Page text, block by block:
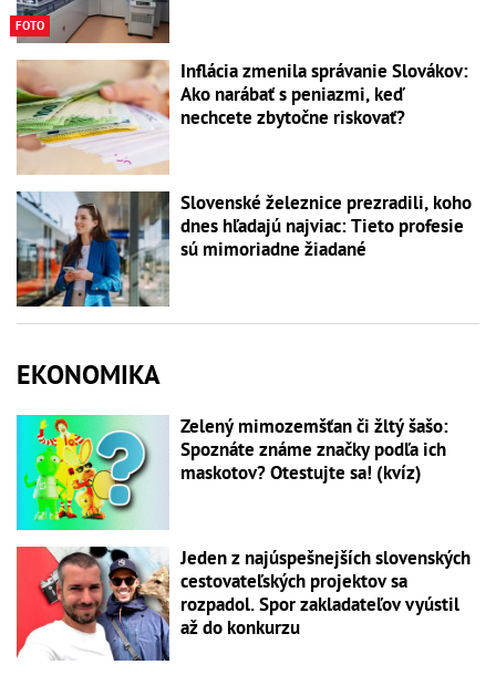
FOTO
Inflácia zmenila správanie Slovákov:
Ako narábať s peniazmi, keď
nechcete zbytočne riskovať?
Slovenské železnice prezradili, koho
dnes hľadajú najviac: Tieto profesie
sú mimoriadne žiadané
EKONOMIKA
Zelený mimozemšťan či žltý šašo:
Spoznáte známe značky podľa ich
maskotov? Otestujte sa! (kvíz)
Jeden z najúspešnejších slovenských
cestovateľských projektov sa
rozpadol. Spor zakladateľov vyústil
až do konkurzu